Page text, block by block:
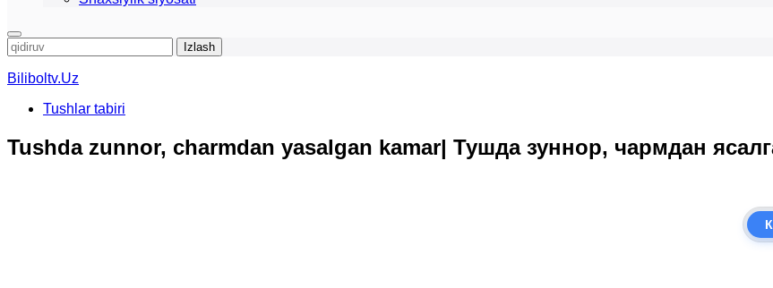
Qidirshish:
Biliboltv.Uz
Tushlar tabiri
Tushda zunnor, charmdan yasalgan kamar| Тушда зуннор, чармдан